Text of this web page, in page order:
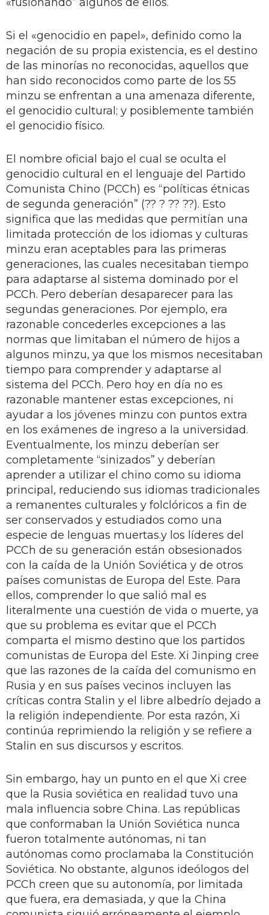
Si el «genocidio en papel», definido como la
negación de su propia existencia, es el destino
de las minorías no reconocidas, aquellos que
han sido reconocidos como parte de los 55
minzu se enfrentan a una amenaza diferente,
el genocidio cultural; y posiblemente también
el genocidio físico.
El nombre oficial bajo el cual se oculta el
genocidio cultural en el lenguaje del Partido
Comunista Chino (PCCh) es “políticas étnicas
de segunda generación” (?? ? ?? ??). Esto
significa que las medidas que permitían una
limitada protección de los idiomas y culturas
minzu eran aceptables para las primeras
generaciones, las cuales necesitaban tiempo
para adaptarse al sistema dominado por el
PCCh. Pero deberían desaparecer para las
segundas generaciones. Por ejemplo, era
razonable concederles excepciones a las
normas que limitaban el número de hijos a
algunos minzu, ya que los mismos necesitaban
tiempo para comprender y adaptarse al
sistema del PCCh. Pero hoy en día no es
razonable mantener estas excepciones, ni
ayudar a los jóvenes minzu con puntos extra
en los exámenes de ingreso a la universidad.
Eventualmente, los minzu deberían ser
completamente “sinizados” y deberían
aprender a utilizar el chino como su idioma
principal, reduciendo sus idiomas tradicionales
a remanentes culturales y folclóricos a fin de
ser conservados y estudiados como una
especie de lenguas muertas.y los líderes del
PCCh de su generación están obsesionados
con la caída de la Unión Soviética y de otros
países comunistas de Europa del Este. Para
ellos, comprender lo que salió mal es
literalmente una cuestión de vida o muerte, ya
que su problema es evitar que el PCCh
comparta el mismo destino que los partidos
comunistas de Europa del Este. Xi Jinping cree
que las razones de la caída del comunismo en
Rusia y en sus países vecinos incluyen las
críticas contra Stalin y el libre albedrío dejado a
la religión independiente. Por esta razón, Xi
continúa reprimiendo la religión y se refiere a
Stalin en sus discursos y escritos.
Sin embargo, hay un punto en el que Xi cree
que la Rusia soviética en realidad tuvo una
mala influencia sobre China. Las repúblicas
que conformaban la Unión Soviética nunca
fueron totalmente autónomas, ni tan
autónomas como proclamaba la Constitución
Soviética. No obstante, algunos ideólogos del
PCCh creen que su autonomía, por limitada
que fuera, era demasiada, y que la China